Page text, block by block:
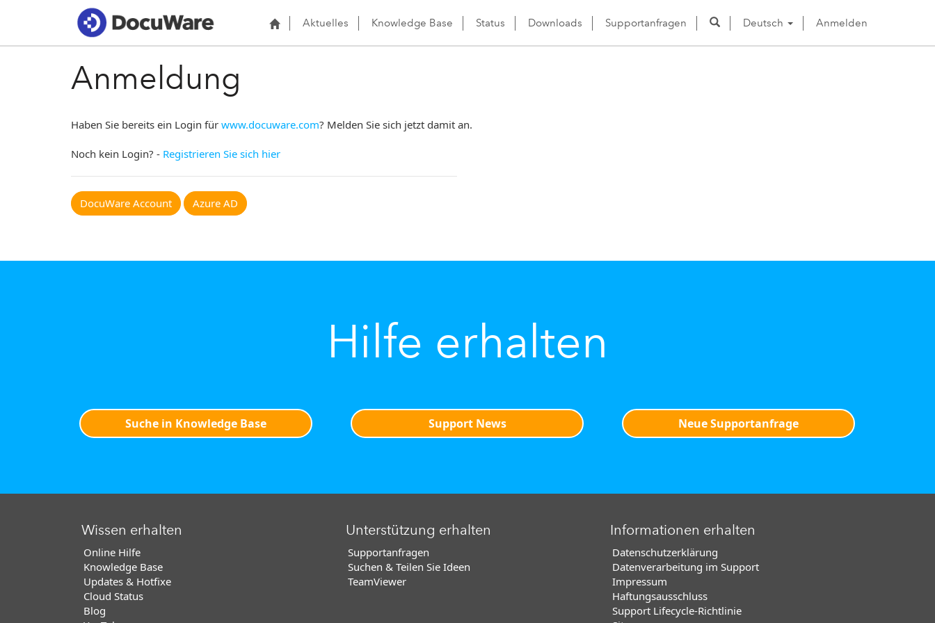
Aktuelles Knowledge Base Status Downloads Supportanfragen Deutsch Anmelden
Anmeldung
Haben Sie bereits ein Login für www.docuware.com? Melden Sie sich jetzt damit an.
Noch kein Login? - Registrieren Sie sich hier
DocuWare Account Azure AD
Hilfe erhalten
Suche in Knowledge Base Support News Neue Supportanfrage
Wissen erhalten
Online Hilfe
Knowledge Base
Updates & Hotfixe
Cloud Status
Blog
Unterstützung erhalten
Supportanfragen
Suchen & Teilen Sie Ideen
TeamViewer
Informationen erhalten
Datenschutzerklärung
Datenverarbeitung im Support
Impressum
Haftungsausschluss
Support Lifecycle-Richtlinie